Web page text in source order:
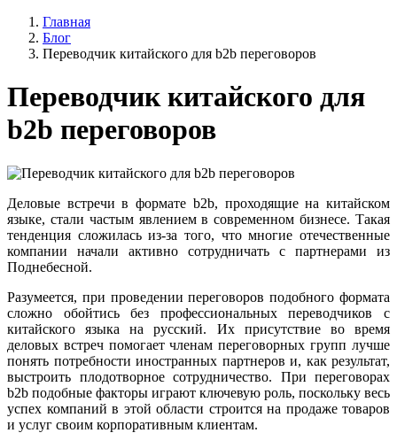
Главная
Блог
Переводчик китайского для b2b переговоров
Переводчик китайского для
b2b переговоров
Деловые встречи в формате b2b, проходящие на китайском
языке, стали частым явлением в современном бизнесе. Такая
тенденция сложилась из-за того, что многие отечественные
компании начали активно сотрудничать с партнерами из
Поднебесной.
Разумеется, при проведении переговоров подобного формата
сложно обойтись без профессиональных переводчиков с
китайского языка на русский. Их присутствие во время
деловых встреч помогает членам переговорных групп лучше
понять потребности иностранных партнеров и, как результат,
выстроить плодотворное сотрудничество. При переговорах
b2b подобные факторы играют ключевую роль, поскольку весь
успех компаний в этой области строится на продаже товаров
и услуг своим корпоративным клиентам.